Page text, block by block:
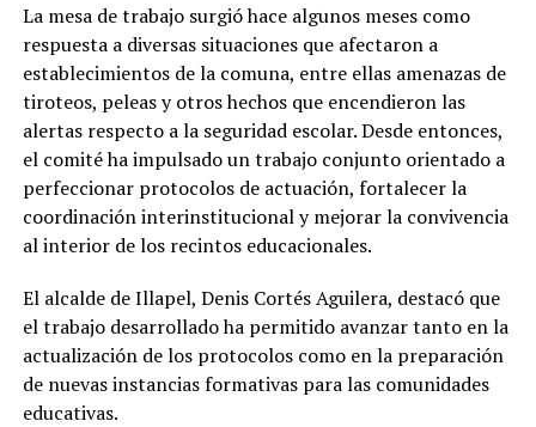
La mesa de trabajo surgió hace algunos meses como
respuesta a diversas situaciones que afectaron a
establecimientos de la comuna, entre ellas amenazas de
tiroteos, peleas y otros hechos que encendieron las
alertas respecto a la seguridad escolar. Desde entonces,
el comité ha impulsado un trabajo conjunto orientado a
perfeccionar protocolos de actuación, fortalecer la
coordinación interinstitucional y mejorar la convivencia
al interior de los recintos educacionales.
El alcalde de Illapel, Denis Cortés Aguilera, destacó que
el trabajo desarrollado ha permitido avanzar tanto en la
actualización de los protocolos como en la preparación
de nuevas instancias formativas para las comunidades
educativas.